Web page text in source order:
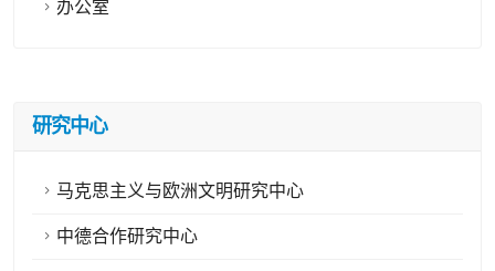
办公室
研究中心
马克思主义与欧洲文明研究中心
中德合作研究中心